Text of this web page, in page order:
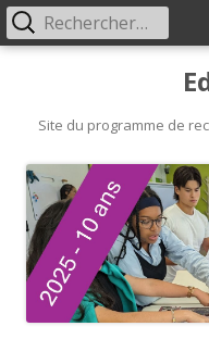
contentSite du programme de
Primary